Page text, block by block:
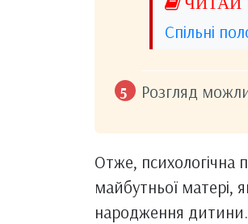
Спільні
Розгляд
Отже, психологічна
майбутньої матері,
народження дитини.